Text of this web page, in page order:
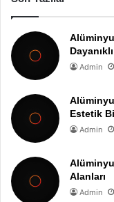
Admin
Estetik
Admin
Alanları
Admin